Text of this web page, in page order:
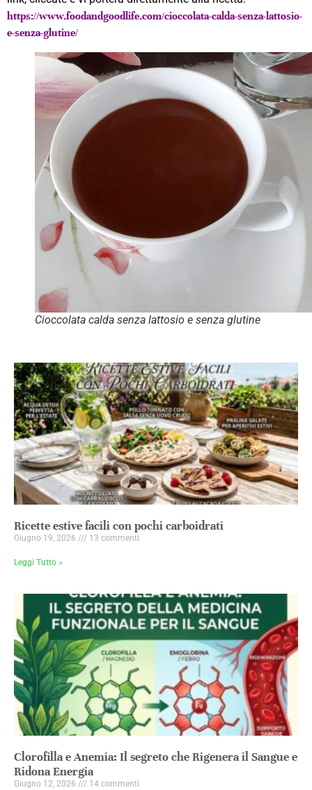
https://www.foodandgoodlife.com/cioccolata-calda-senza-lattosio-
e-senza-glutine/
Cioccolata calda senza lattosio e senza glutine
Ricette estive facili con pochi carboidrati
Giugno 19, 2026 13 commenti
Leggi Tutto »
Clorofilla e Anemia: Il segreto che Rigenera il Sangue e
Ridona Energia
Giugno 12, 2026 14 commenti